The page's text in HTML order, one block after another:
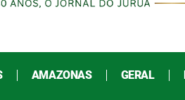
AMAZONAS GERAL